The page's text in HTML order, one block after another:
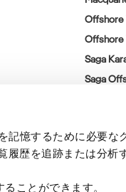
記憶するために必要な
履歴を追跡または分析
ことができます。
Offshore
Offshore
Saga
Saga